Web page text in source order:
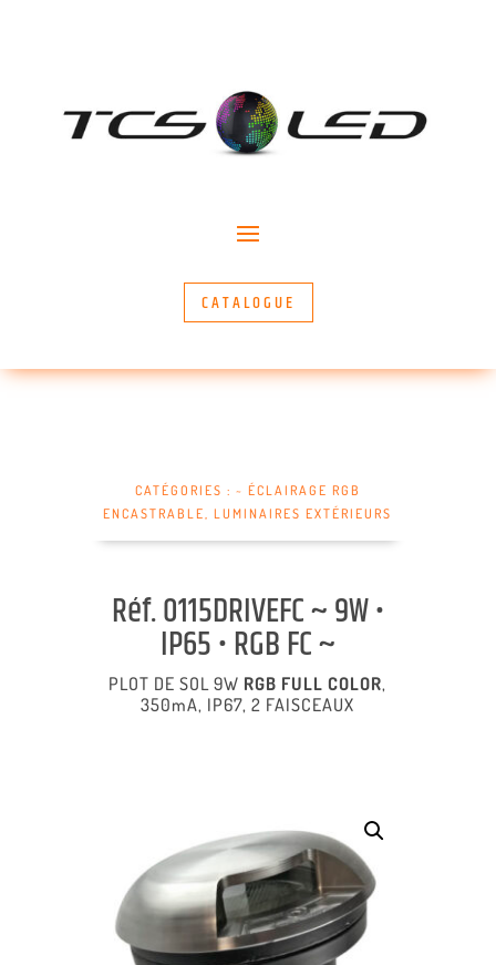
CATALOGUE
CATÉGORIES : ~ ÉCLAIRAGE RGB
ENCASTRABLE,LUMINAIRES EXTÉRIEURS
Réf. 0115DRIVEFC ~ 9W •
IP65 • RGB FC ~
PLOT DE SOL 9W RGB FULL COLOR,
350mA, IP67, 2 FAISCEAUX